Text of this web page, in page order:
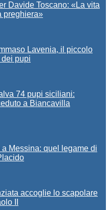
Davide Toscano: «La vita
preghiera»
Lavenia, il piccolo
dei pupi
74 pupi siciliani:
a Biancavilla
Messina: quel legame di
accoglie lo scapolare
II